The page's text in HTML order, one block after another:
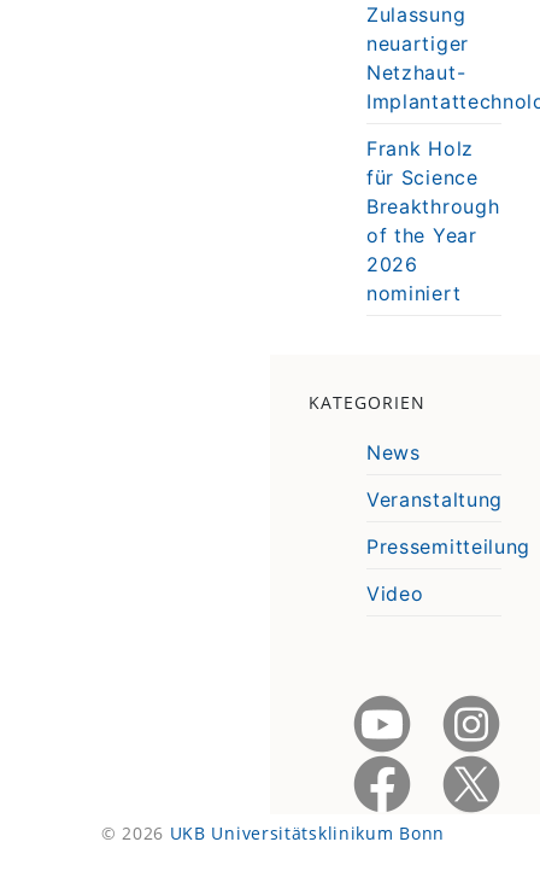
Zulassung
neuartiger
Netzhaut-
Frank Holz
für Science
Breakthrough
of the Year
2026
nominiert
KATEGORIEN
News
Veranstaltung
Pressemitteilung
Video
© 2026 UKB Universitätsklinikum Bonn